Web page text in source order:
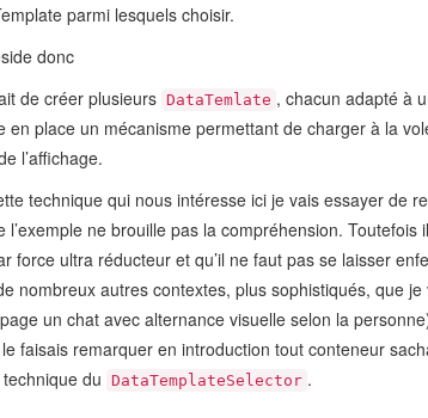
parmi lesquels choisir.
donc
de créer plusieurs DataTemlate , chacun adapté à
en place un mécanisme permettant de charger à la
l’affichage.
technique qui nous intéresse ici je vais essayer de
l’exemple ne brouille pas la compréhension. Toutefois
force ultra réducteur et qu’il ne faut pas se laisser
nombreux autres contextes, plus sophistiqués, que
un chat avec alternance visuelle selon la
faisais remarquer en introduction tout conteneur
du DataTemplateSelector .